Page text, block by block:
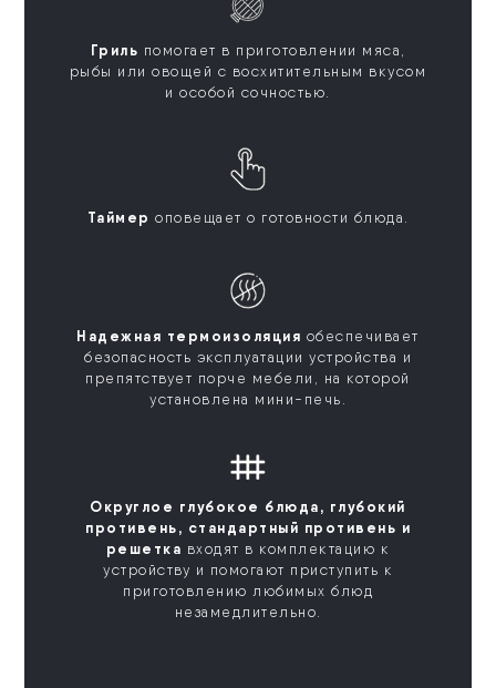
Гриль помогает в приготовлении мяса,
рыбы или овощей с восхитительным вкусом
и особой сочностью.
Таймер оповещает о готовности блюда.
Надежная термоизоляция обеспечивает
безопасность эксплуатации устройства и
препятствует порче мебели, на которой
установлена мини-печь.
Округлое глубокое блюда, глубокий
противень, стандартный противень и
решетка входят в комплектацию к
устройству и помогают приступить к
приготовлению любимых блюд
незамедлительно.